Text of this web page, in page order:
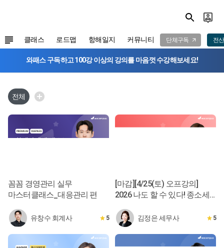
클래스 로드맵 항해일지 커뮤니티 단체구독 전
와패스 구독하고 100강 이상의 강의를 마음껏 수강해보세요!
전체
꼼꼼 경영관리 실무
마스터클래스_대응관리 편
유창수 회계사 5
[마감][4/25(토) 오프강의]
2026 나도 할 수 있다! 종소세
김정은 세무사 5